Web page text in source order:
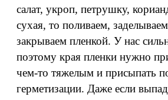
салат, укроп, петрушку,
сухая, то поливаем,
закрываем пленкой. У нас
поэтому края пленки нужно
чем-то тяжелым и присыпать
герметизации. Даже если